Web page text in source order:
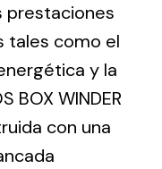
todo tipo
prestaciones
tales como el
y la
BOX WINDER
con una